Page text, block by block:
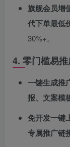
旗舰会员增
代下单最低
30%+。
4. 零门槛易
一键生成推
报、文案模
免开发一键
专属推广链